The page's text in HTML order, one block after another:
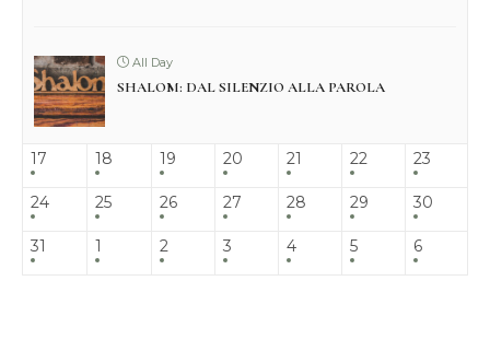
All Day
SHALOM: DAL SILENZIO ALLA PAROLA
17 18 19 20 21 22 23
24 25 26 27 28 29 30
31 1 2 3 4 5 6